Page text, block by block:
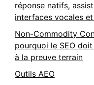
réponse natifs,
interfaces vocales
Non-Commodity
pourquoi le SEO
à la preuve terrain
Outils AEO